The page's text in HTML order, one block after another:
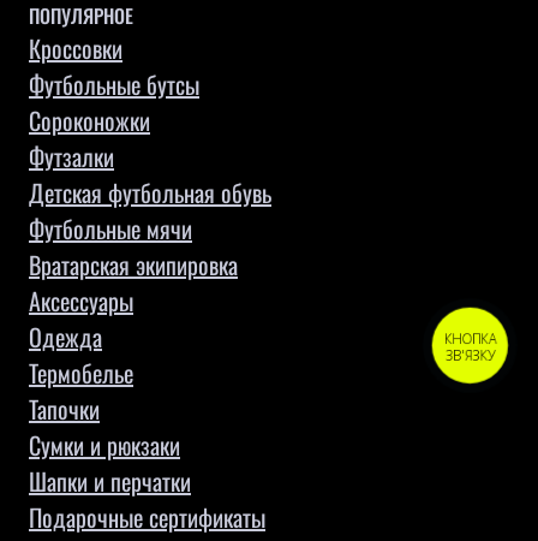
ПОПУЛЯРНОЕ
Кроссовки
Футбольные бутсы
Сороконожки
Футзалки
Детская футбольная обувь
Футбольные мячи
Вратарская экипировка
Аксессуары
Одежда
Термобелье
Тапочки
Сумки и рюкзаки
Шапки и перчатки
Подарочные сертификаты
КНОПКА
ЗВ'ЯЗКУ